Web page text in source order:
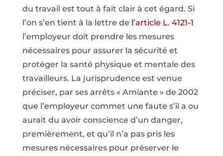
du travail est tout à fait clair à cet égard. Si
l’on s’en tient à la lettre de l’article L. 4121-1
l’employeur doit prendre les mesures
nécessaires pour assurer la sécurité et
protéger la santé physique et mentale des
travailleurs. La jurisprudence est venue
préciser, par ses arrêts « Amiante » de 2002
que l’employeur commet une faute s’il a ou
aurait du avoir conscience d’un danger,
premièrement, et qu’il n’a pas pris les
mesures nécessaires pour préserver le